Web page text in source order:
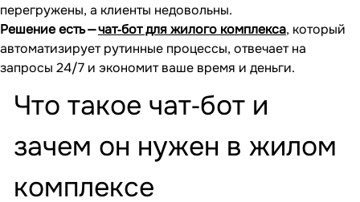
перегружены, а клиенты недовольны.
Решение есть —чат‐бот для жилого комплекса, который
автоматизирует рутинные процессы, отвечает на
запросы 24/7 и экономит ваше время и деньги.
Что такое чат‐бот и
зачем он нужен в жилом
комплексе